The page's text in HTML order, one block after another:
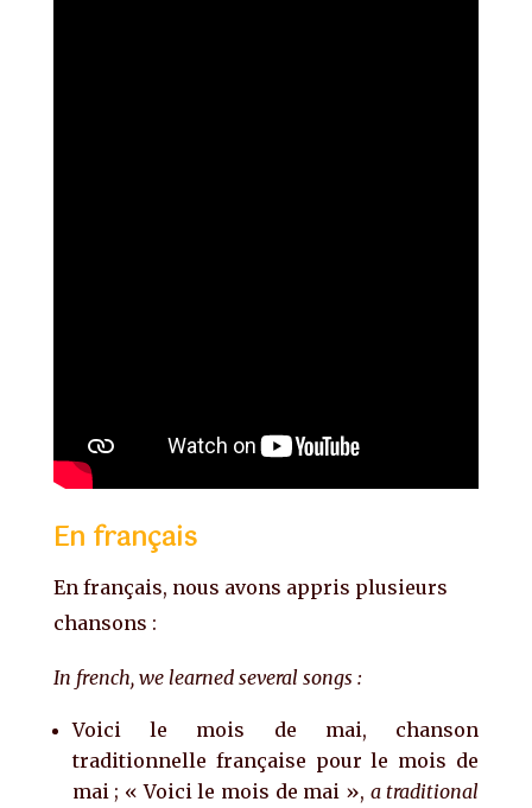
En français
En français, nous avons appris plusieurs
chansons :
In french, we learned several songs :
Voici le mois de mai, chanson
traditionnelle française pour le mois de
mai ; « Voici le mois de mai », a traditional